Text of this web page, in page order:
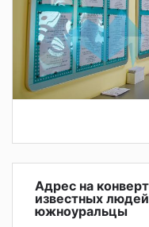
Адрес на
известных
южноуральцы